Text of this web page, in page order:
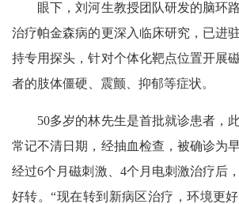
眼下，刘河生教授团队研发的脑环路
治疗帕金森病的更深入临床研究，已进
持专用探头，针对个体化靶点位置开展
者的肢体僵硬、震颤、抑郁等症状。
50多岁的林先生是首批就诊患者，
常记不清日期，经抽血检查，被确诊为
经过6个月磁刺激、4个月电刺激治疗后
好转。“现在转到新病区治疗，环境更